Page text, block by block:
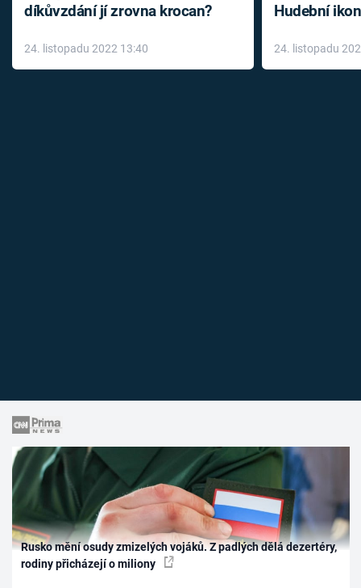
díkůvzdání jí zrovna krocan?
24. listopadu 2022 13:40
Hudební
léky
24. listopadu
Rusko mění osudy zmizelých vojáků. Z padlých dělá dezertéry,
rodiny přicházejí o miliony